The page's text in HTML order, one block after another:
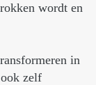
wordt en
in
zelf